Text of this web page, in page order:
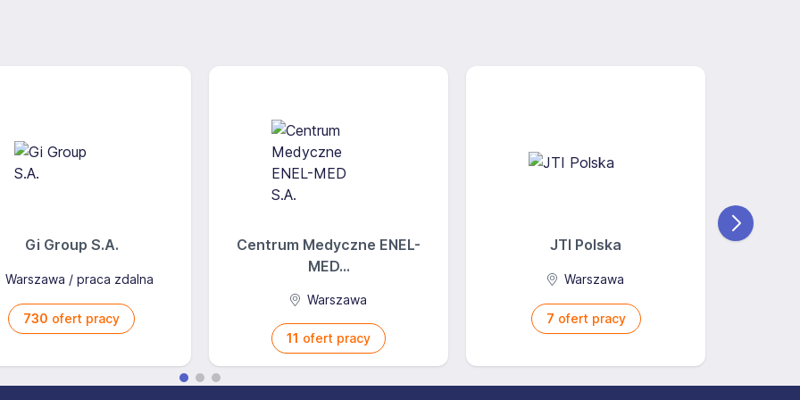
do szczególnej kategorii danych osobowych w
mojego stanu zdrowia. Pragnę podkreślić jednak, że
ani Silverhand, ani przyszły lub potencjalny pracodawca
kategoria danych), ani od jej udzielenia uzależnić
że brak zgody na przetwarzanie danych
jakichkolwiek negatywnych konsekwencji, zwłaszcza
zatrudnienia, wypowiedzenie umowy o pracę lub jej
się też nie przekazywać Silverhand moich
oraz naruszeń prawa w rozumieniu art. 10
wcześniej karany/karana, czy też nie. Przyjmuję do
upoważnił do przetwarzania moich danych
Gi Group S.A.
Warszawa / praca zdalna
730 ofert pracy
Centrum Medyczne ENEL-
MED...
Warszawa
11 ofert pracy
JTI Polska
Warszawa
7 ofert pracy